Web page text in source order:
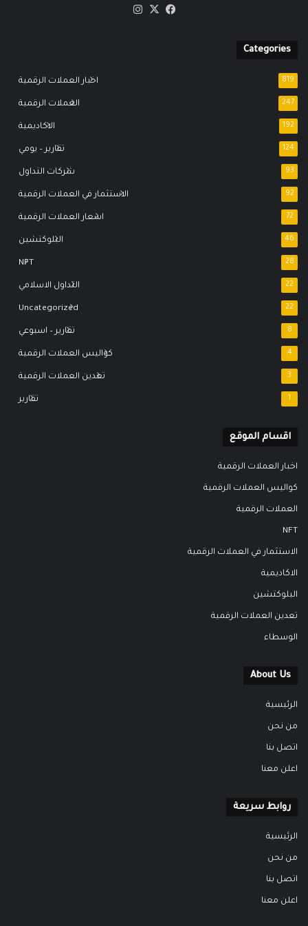
فيسبوك
‫X
Categories
اخبار العملات الرقمية 819
العملات الرقمية 247
الاكاديمية 192
تقارير – يومي 124
شركات التداول 93
الاستثمار في العملات الرقمية 92
اسعار العملات الرقمية 72
البلوكتشين 46
NFT 28
التداول الاسلامي 22
Uncategorized 22
تقارير – اسبوعي 8
كواليس العملات الرقمية 4
تعدين العملات الرقمية 3
تقارير 1
اقسام الموقع
اخبار العملات الرقمية
كواليس العملات الرقمية
العملات الرقمية
NFT
الاستثمار في العملات الرقمية
الاكاديمية
البلوكتشين
تعدين العملات الرقمية
الوسطاء
About Us
الرئيسية
من نحن
اتصل بنا
اعلن معنا
روابط سريعة
الرئيسية
من نحن
اتصل بنا
اعلن معنا